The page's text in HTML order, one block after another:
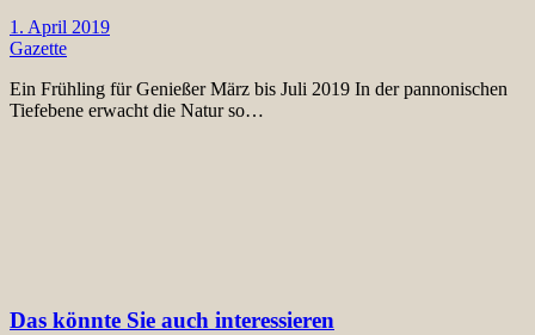
1. April 2019
Gazette
Ein Frühling für Genießer März bis Juli 2019 In der pannonischen
Tiefebene erwacht die Natur so…
Das könnte Sie auch interessieren